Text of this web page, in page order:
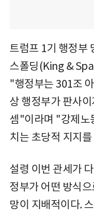
트럼프 1기 행정부
스폴딩(King &
"행정부는 301조
상 행정부가 판사
셈"이라며 "강제노
치는 초당적 지지
설령 이번 관세가
정부가 어떤 방식
망이 지배적이다.